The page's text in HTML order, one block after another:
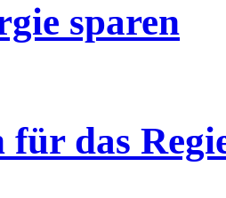
sparen
für das